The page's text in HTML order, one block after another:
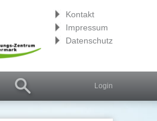
Kontakt
Impressum
Datenschutz
Login